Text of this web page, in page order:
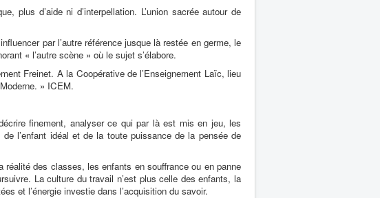
plus d’aide ni d’interpellation. L’union sacrée autour de
par l’autre référence jusque là restée en germe, le
« l’autre scène » où le sujet s’élabore.
Freinet. A la Coopérative de l’Enseignement Laïc, lieu
» ICEM.
finement, analyser ce qui par là est mis en jeu, les
l’enfant idéal et de la toute puissance de la pensée de
des classes, les enfants en souffrance ou en panne
La culture du travail n’est plus celle des enfants, la
et l’énergie investie dans l’acquisition du savoir.